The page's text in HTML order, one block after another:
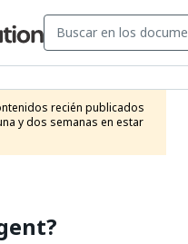
recién publicados
y dos semanas en estar